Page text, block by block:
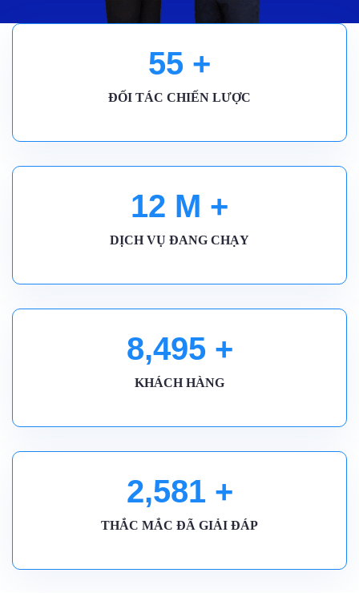
55 +
ĐỐI TÁC CHIẾN LƯỢC
12 M +
DỊCH VỤ ĐANG CHẠY
8,500+
KHÁCH HÀNG
2,590+
THẮC MẮC ĐÃ GIẢI ĐÁP